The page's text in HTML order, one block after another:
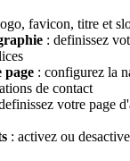
favicon, titre et
: definissez
page : configurez la
de contact
votre page
: activez ou